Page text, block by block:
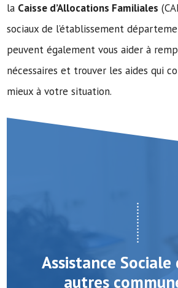
la Caisse d’Allocations Familiales
sociaux de l’établissement
peuvent également vous aider à
nécessaires et trouver les aides qui
mieux à votre situation.
Assistance Sociale
autres